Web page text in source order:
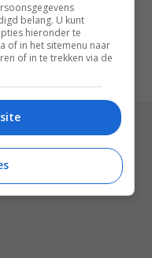
belang. U kunt
hieronder te
of in het sitemenu naar
of in te trekken via de